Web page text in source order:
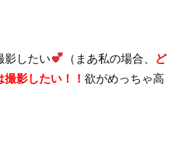
影したい （まあ私の場合、 ど
撮影したい！！欲がめっちゃ高